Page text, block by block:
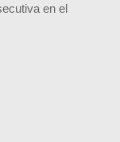
en el